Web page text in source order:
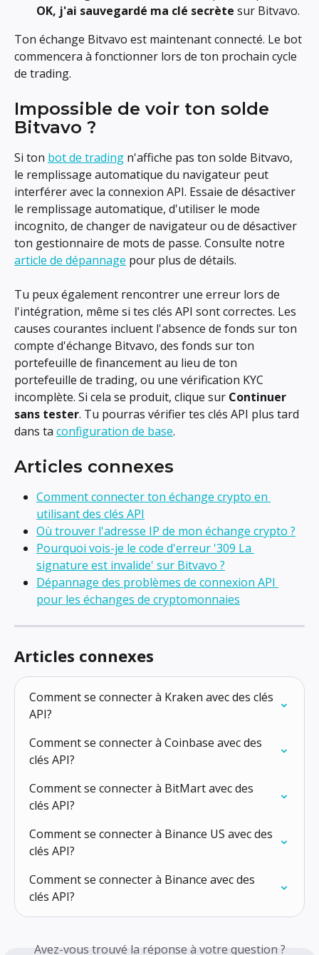
OK, j'ai sauvegardé ma clé secrète sur Bitvavo.
Ton échange Bitvavo est maintenant connecté. Le bot
commencera à fonctionner lors de ton prochain cycle
de trading.
Impossible de voir ton solde
Bitvavo ?
Si ton bot de trading n'affiche pas ton solde Bitvavo,
le remplissage automatique du navigateur peut
interférer avec la connexion API. Essaie de désactiver
le remplissage automatique, d'utiliser le mode
incognito, de changer de navigateur ou de désactiver
ton gestionnaire de mots de passe. Consulte notre
article de dépannage pour plus de détails.
Tu peux également rencontrer une erreur lors de
l'intégration, même si tes clés API sont correctes. Les
causes courantes incluent l'absence de fonds sur ton
compte d'échange Bitvavo, des fonds sur ton
portefeuille de financement au lieu de ton
portefeuille de trading, ou une vérification KYC
incomplète. Si cela se produit, clique sur Continuer
sans tester. Tu pourras vérifier tes clés API plus tard
dans ta configuration de base.
Articles connexes
Comment connecter ton échange crypto en
utilisant des clés API
Où trouver l'adresse IP de mon échange crypto ?
Pourquoi vois-je le code d'erreur '309 La
signature est invalide' sur Bitvavo ?
Dépannage des problèmes de connexion API
pour les échanges de cryptomonnaies
Articles connexes
Comment se connecter à Kraken avec des clés
API?
Comment se connecter à Coinbase avec des
clés API?
Comment se connecter à BitMart avec des
clés API?
Comment se connecter à Binance US avec des
clés API?
Comment se connecter à Binance avec des
clés API?
Avez-vous trouvé la réponse à votre question ?